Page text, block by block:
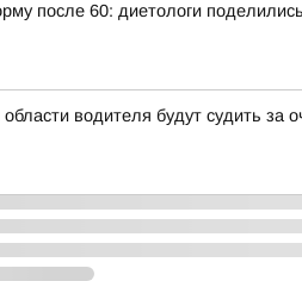
после 60: диетологи
водителя будут судить за